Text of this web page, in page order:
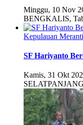
Minggu, 10 Nov
BENGKALIS,
Kepulauan Meranti
SF Hariyanto
Kamis, 31 Okt